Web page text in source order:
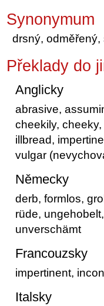
Synonymum
drsný, odměřený,
Překlady do
Anglicky
abrasive,
cheekily,
illbread,
vulgar
Německy
derb, formlos,
rüde,
unverschämt
Francouzsky
impertinent,
Italsky